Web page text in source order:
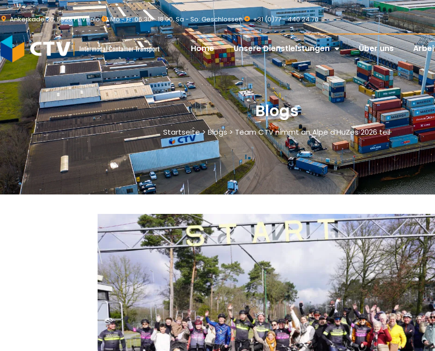
Ankerkade 20, 5928 PL Venlo Mo - Fr: 06:30 - 18:00, Sa - So: Geschlossen +31 (0)77 - 440 24 70
Home Unsere Dienstleistungen Über uns
Blogs
Startseite > Blogs > Team CTV nimmt an Alpe d’HuZes 2026 teil